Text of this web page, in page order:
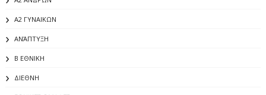
Α2 ΓΥΝΑΙΚΩΝ
ΑΝΆΠΤΥΞΗ
Β ΕΘΝΙΚΗ
ΔΙΕΘΝΗ